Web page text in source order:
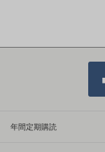
年間定期購読